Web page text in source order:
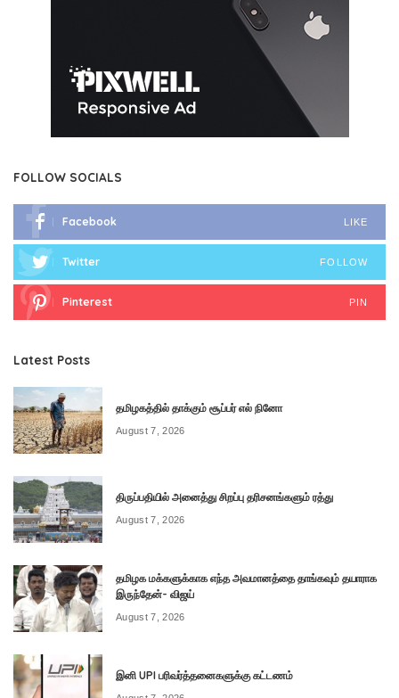
FOLLOW SOCIALS
Facebook LIKE
Twitter FOLLOW
Pinterest PIN
Latest Posts
தமிழகத்தில் தாக்கும் சூப்பர் எல் நினோ
August 7, 2026
திருப்பதியில் அனைத்து சிறப்பு தரிசனங்களும் ரத்து
August 7, 2026
தமிழக மக்களுக்காக எந்த அவமானத்தை தாங்கவும் தயாராக
இருந்தேன்- விஜய்
August 7, 2026
இனி UPI பரிவர்த்தனைகளுக்கு கட்டணம்